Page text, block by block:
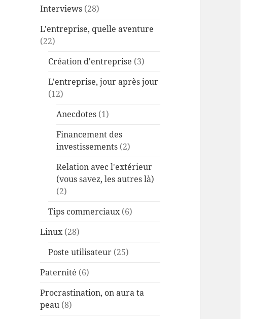
Interviews (28)
L'entreprise, quelle aventure
(22)
Création d'entreprise (3)
L'entreprise, jour après jour
(12)
Anecdotes (1)
Financement des
investissements (2)
Relation avec l'extérieur
(vous savez, les autres là)
(2)
Tips commerciaux(6)
Linux(28)
Poste utilisateur (25)
Paternité (6)
Procrastination, on aura ta
peau (8)